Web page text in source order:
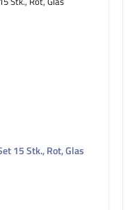
15 Stk., Rot, Glas